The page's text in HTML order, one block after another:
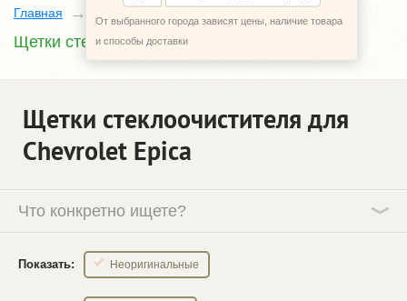
От выбранного города зависят цены, наличие товара
и способы доставки
Главная
Щетки стеклоочистителя
Щетки стеклоочистителя для
Chevrolet Epica
Что конкретно ищете?
Показать: Неоригинальные